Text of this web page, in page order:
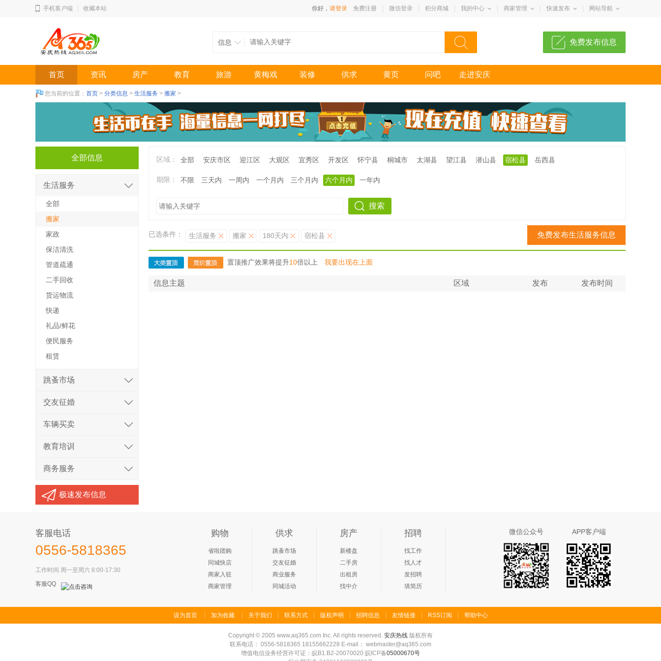
手机客户端 收藏本站 你好， 请登录 免费注册 微信登录 积分商城 我的中心 商家管理 快速发布 网站导航
信息 免费发布信息
首页 资讯 房产 教育 旅游 黄梅戏 装修 供求 黄页 问吧 走进安庆
您当前的位置： 首页 > 分类信息 > 生活服务 > 搬家 >
区域： 全部 安庆市区 迎江区 大观区 宜秀区 开发区 怀宁县 桐城市 太湖县 望江县 潜山县 宿松县 岳西县
期限： 不限 三天内 一周内 一个月内 三个月内 六个月内 一年内
搜索
已选条件： 生活服务 搬家 180天内 宿松县 免费发布生活服务信息
置顶推广效果将提升10倍以上 我要出现在上面
信息主题 区域 发布 发布时间
全部信息
生活服务
全部
搬家
家政
保洁清洗
管道疏通
二手回收
货运物流
快递
礼品/鲜花
便民服务
租赁
跳蚤市场
交友征婚
车辆买卖
教育培训
商务服务
极速发布信息
客服电话
0556-5818365
工作时间 周一至周六 8:00-17:30
客服QQ
购物
省啦团购
同城快店
商家入驻
商家管理
供求
跳蚤市场
交友征婚
商业服务
同城活动
房产
新楼盘
二手房
出租房
找中介
招聘
找工作
找人才
发招聘
填简历
微信公众号 APP客户端
设为首页 加为收藏 关于我们 联系方式 版权声明 招聘信息 友情链接 RSS订阅 帮助中心
Copyright © 2005 www.aq365.com Inc. All rights reserved. 安庆热线 版权所有
联系电话： 0556-5818365 18155662228 E-mail： webmaster@aq365.com
增值电信业务经营许可证：皖B1.B2-20070020 皖ICP备05000670号